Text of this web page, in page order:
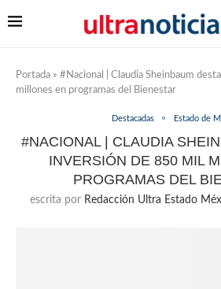
Portada » #Nacional | Claudia Sheinbaum
millones en programas del Bienestar
Destacadas Estado de
#NACIONAL | CLAUDIA
INVERSIÓN DE 850 MIL
PROGRAMAS DEL
escrita por Redacción Ultra Estado